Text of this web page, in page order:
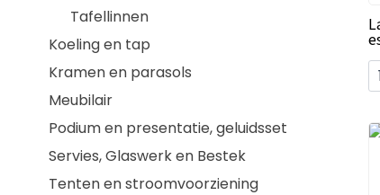
Tafellinnen
Koeling en tap
Kramen en parasols
Meubilair
Podium en presentatie, geluidsset
Servies, Glaswerk en Bestek
Tenten en stroomvoorziening